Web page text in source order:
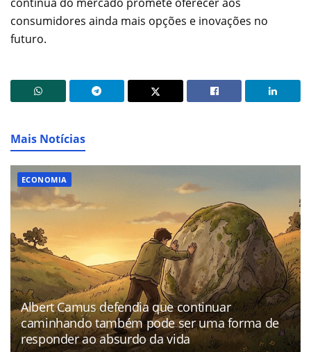
consumidores ainda mais opções e inovações no
futuro.
Mais Notícias
ECONOMIA
Albert Camus defendia que continuar
caminhando também pode ser uma forma de
responder ao absurdo da vida